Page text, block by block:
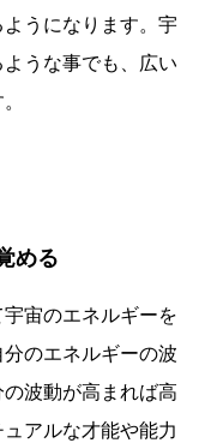
うになります。宇
うな事でも、広い
める
宙のエネルギーを
のエネルギーの波
波動が高まれば高
アルな才能や能力